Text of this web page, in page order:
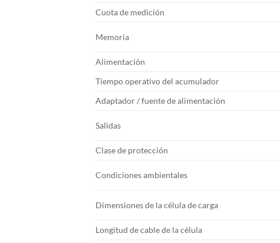
Cuota de medición
Memoria
Alimentación
Tiempo operativo del acumulador
Adaptador / fuente de alimentación
Salidas
Clase de protección
Condiciones ambientales
Dimensiones de la célula de carga
Longitud de cable de la célula